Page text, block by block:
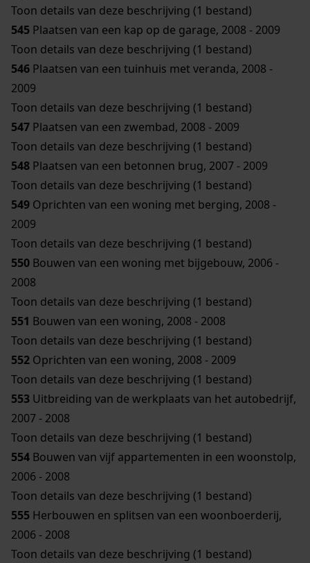
Toon details van deze beschrijving (1 bestand)
545 Plaatsen van een kap op de garage, 2008 - 2009
Toon details van deze beschrijving (1 bestand)
546 Plaatsen van een tuinhuis met veranda, 2008 -
2009
Toon details van deze beschrijving (1 bestand)
547 Plaatsen van een zwembad, 2008 - 2009
Toon details van deze beschrijving (1 bestand)
548 Plaatsen van een betonnen brug, 2007 - 2009
Toon details van deze beschrijving (1 bestand)
549 Oprichten van een woning met berging, 2008 -
2009
Toon details van deze beschrijving (1 bestand)
550 Bouwen van een woning met bijgebouw, 2006 -
2008
Toon details van deze beschrijving (1 bestand)
551 Bouwen van een woning, 2008 - 2008
Toon details van deze beschrijving (1 bestand)
552 Oprichten van een woning, 2008 - 2009
Toon details van deze beschrijving (1 bestand)
553 Uitbreiding van de werkplaats van het autobedrijf,
2007 - 2008
Toon details van deze beschrijving (1 bestand)
554 Bouwen van vijf appartementen in een woonstolp,
2006 - 2008
Toon details van deze beschrijving (1 bestand)
555 Herbouwen en splitsen van een woonboerderij,
2006 - 2008
Toon details van deze beschrijving (1 bestand)